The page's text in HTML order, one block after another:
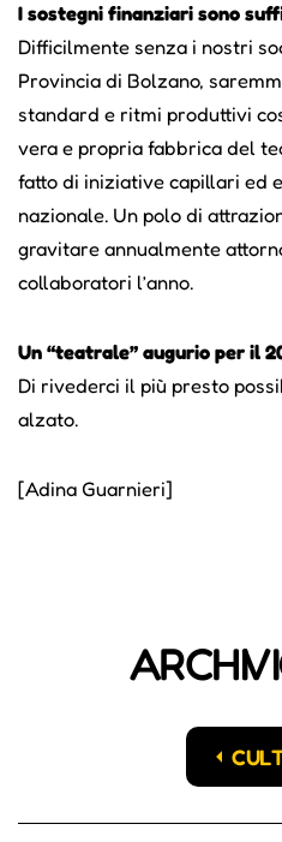
I sostegni finanziari sono
Difficilmente senza i nostri
Provincia di Bolzano,
standard e ritmi produttivi
vera e propria fabbrica del
fatto di iniziative capillari ed
nazionale. Un polo di
gravitare annualmente
collaboratori l’anno.
Un “teatrale” augurio per il
Di rivederci il più presto
alzato.
[Adina Guarnieri]